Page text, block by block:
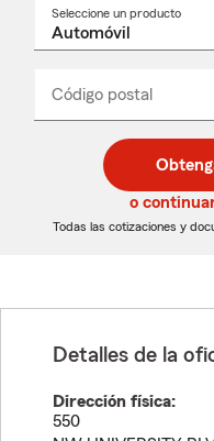
Seleccione un producto
Código postal
de
5
dígitos
de
5
dígitos
_____
o
Todas las cotizaciones y
Detalles de la
Dirección física:
550